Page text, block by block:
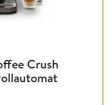
Crush